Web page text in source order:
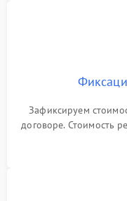
Зафиксируем
договоре. Стоимость